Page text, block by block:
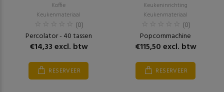
Koffie
Keukenmateriaal
(0)
Percolator - 40 tassen
€14,33 excl. btw
RESERVEER
Keukeninrichting
Keukenmateriaal
(0)
Popcornmachine
€115,50 excl. btw
RESERVEER